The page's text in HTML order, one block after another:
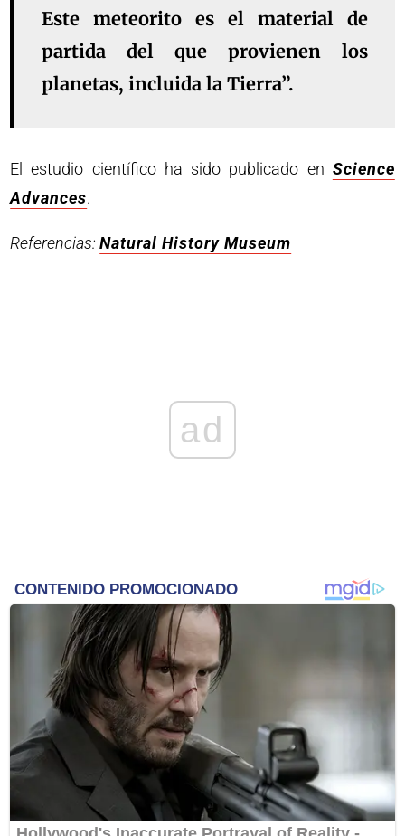
Este meteorito es el material de
partida del que provienen los
planetas, incluida la Tierra”.
El estudio científico ha sido publicado en Science
Advances.
Referencias:Natural History Museum
ad